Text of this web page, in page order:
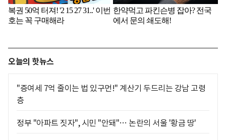
오늘의 핫뉴스
"증여세 7억 줄이는 법 있구먼!" 계산기 두드리는 강남 고령
층
정부 "아파트 짓자", 시민 "안돼"… 논란의 서울 '황금 땅'